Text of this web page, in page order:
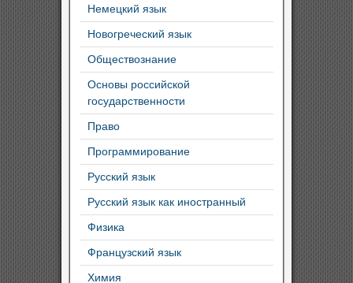
Немецкий язык
Новогреческий язык
Обществознание
Основы российской
государственности
Право
Программирование
Русский язык
Русский язык как иностранный
Физика
Французский язык
Химия